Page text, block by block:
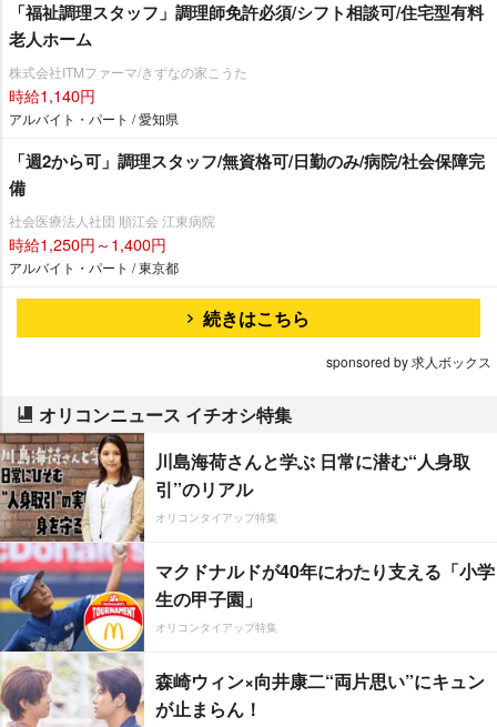
「福祉調理スタッフ」調理師免許必須/シフト相談可/住宅型有料
老人ホーム
株式会社ITMファーマ/きずなの家こうた
時給1,140円
アルバイト・パート / 愛知県
「週2から可」調理スタッフ/無資格可/日勤のみ/病院/社会保障完
備
社会医療法人社団 順江会 江東病院
時給1,250円～1,400円
アルバイト・パート / 東京都
続きはこちら
sponsored by 求人ボックス
オリコンニュース イチオシ特集
川島海荷さんと学ぶ 日常に潜む“人身取
引”のリアル
オリコンタイアップ特集
マクドナルドが40年にわたり支える「小学
生の甲子園」
オリコンタイアップ特集
森崎ウィン×向井康二“両片思い”にキュン
が止まらん！